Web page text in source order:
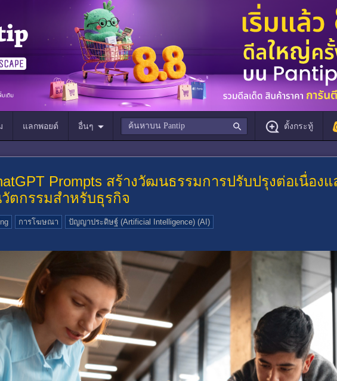
แลกพอยต์ อื่นๆ ตั้งกระทู้
Prompts สร้างวัฒนธรรมการปรับปรุงต่อเนื่องแ
กรรมสำหรับธุรกิจ
การโฆษณา ปัญญาประดิษฐ์ (Artificial Intelligence) (AI)